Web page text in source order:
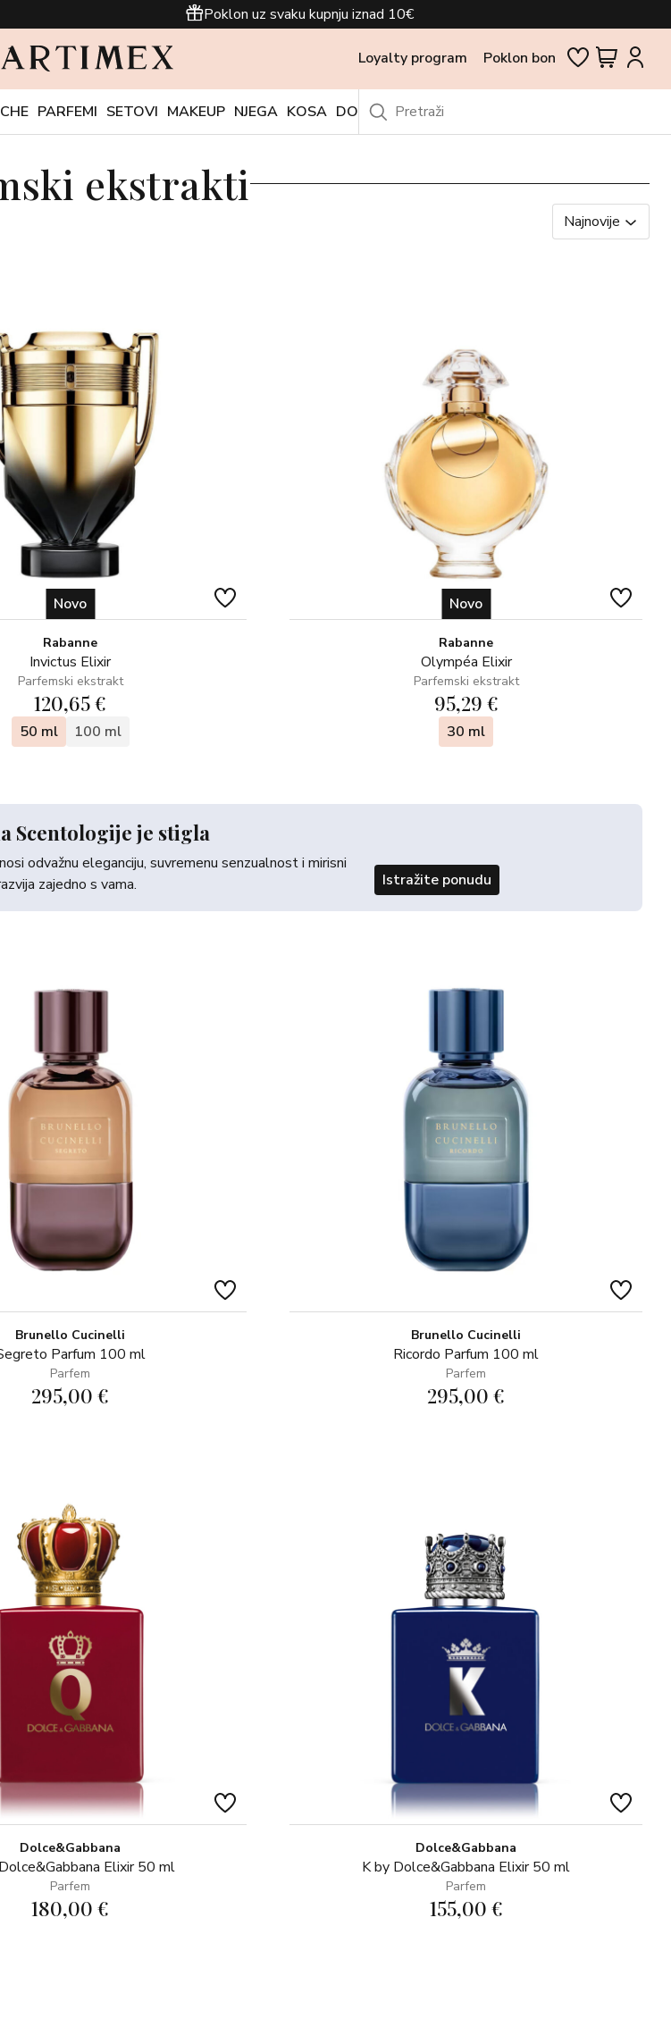
Poklon uz svaku kupnju iznad 10€
Loyalty program Poklon bon
PARFEMI SETOVI MAKEUP NJEGA KOSA DODACI OUTLET
ekstrakti
Najnovije
Novo
Rabanne
Invictus Elixir
Parfemski ekstrakt
120,65 €
50 ml 100 ml
Scentologije je stigla
odvažnu eleganciju, suvremenu senzualnost i mirisni
zajedno s vama.
Istražite ponudu
Novo
Rabanne
Olympéa Elixir
Parfemski ekstrakt
95,29 €
30 ml
Brunello Cucinelli
Parfum 100 ml
Parfem
295,00 €
Brunello Cucinelli
Ricordo Parfum 100 ml
Parfem
295,00 €
Dolce&Gabbana
Elixir 50 ml
Parfem
180,00 €
Dolce&Gabbana
K by Dolce&Gabbana Elixir 50 ml
Parfem
155,00 €